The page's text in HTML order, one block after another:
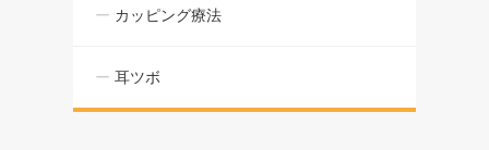
カッピング療法
耳ツボ